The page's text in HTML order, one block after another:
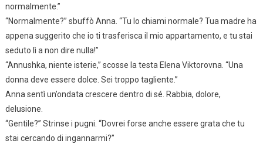
normalmente.”
“Normalmente?” sbuffò Anna. “Tu lo chiami normale? Tua madre ha
appena suggerito che io ti trasferisca il mio appartamento, e tu stai
seduto lì a non dire nulla!”
“Annushka, niente isterie,” scosse la testa Elena Viktorovna. “Una
donna deve essere dolce. Sei troppo tagliente.”
Anna sentì un’ondata crescere dentro di sé. Rabbia, dolore,
delusione.
“Gentile?” Strinse i pugni. “Dovrei forse anche essere grata che tu
stai cercando di ingannarmi?”